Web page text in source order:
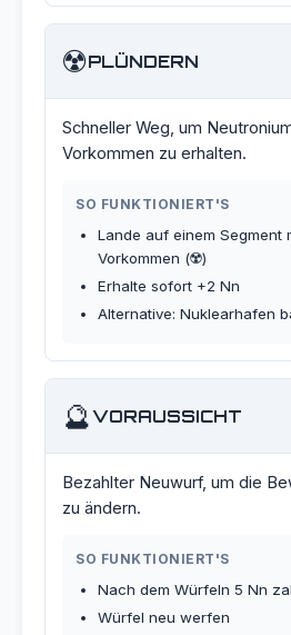
☢️PLÜNDERN
Schneller Weg, um
Vorkommen zu erhalten.
SO FUNKTIONIERT'S
Lande auf einem Segment
Vorkommen (☢️)
Erhalte sofort +2 Nn
Alternative: Nuklearhafen
🔮VORAUSSICHT
Bezahlter Neuwurf, um die
zu ändern.
SO FUNKTIONIERT'S
Nach dem Würfeln 5 Nn
Würfel neu werfen